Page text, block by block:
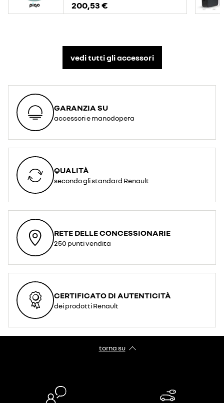
200,53 €
vedi tutti gli accessori​
GARANZIA SU
accessori e manodopera
QUALITÀ
secondo gli standard Renault
RETE DELLE CONCESSIONARIE
250 punti vendita
CERTIFICATO DI AUTENTICITÀ
dei prodotti Renault
torna su